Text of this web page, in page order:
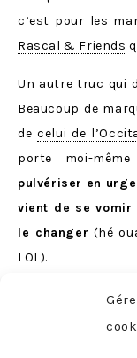
c’est pour les
Rascal & Friends
Un autre truc qui
Beaucoup de
decelui de
porte moi-
pulvériser en
vient de se vomir
le changer (hé
LOL).
11. Pour le bain,
(se